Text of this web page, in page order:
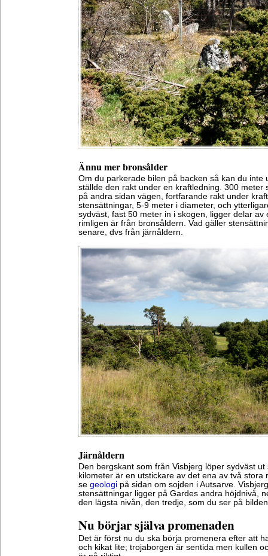
Ännu mer bronsålder
Om du parkerade bilen på backen så kan du inte
ställde den rakt under en kraftledning. 300 meter
på andra sidan vägen, fortfarande rakt under
stensättningar, 5-9 meter i diameter, och
sydväst, fast 50 meter in i skogen, ligger delar av
rimligen är från bronsåldern. Vad gäller
senare, dvs från järnåldern.
Järnåldern
Den bergskant som från Visbjerg löper sydväst
kilometer är en utstickare av det ena av två stora
se geologi på sidan om sojden i Autsarve.
stensättningar ligger på Gardes andra höjdnivå,
den lägsta nivån, den tredje, som du ser på
Nu börjar själva promenaden
Det är först nu du ska börja promenera efter att
och kikat lite; trojaborgen är sentida men kullen